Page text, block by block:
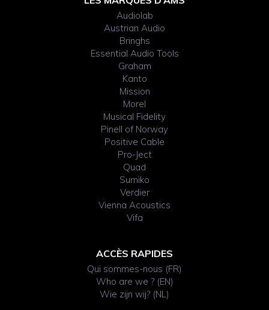
Audiolab
Austrian Audio
Bringhs
Essential Audio Tools
Graham
Kanto
Mission
Morel
Musical Fidelity
Pinell of Norway
Positive Cable
Pro-Ject
Quad
Sumiko
Verdier
Vienna Acoustics
Vifa
ACCÈS RAPIDES
Qui sommes-nous (FR)
Who are we ? (EN)
Wie zijn wij? (NL)